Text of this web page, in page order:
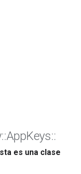
::AppKeys::
es una clase